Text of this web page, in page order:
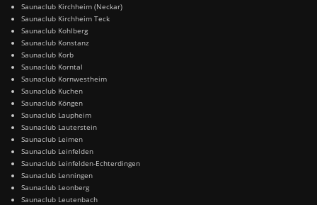
Saunaclub Kirchheim (Neckar)
Saunaclub Kirchheim Teck
Saunaclub Kohlberg
Saunaclub Konstanz
Saunaclub Korb
Saunaclub Korntal
Saunaclub Kornwestheim
Saunaclub Kuchen
Saunaclub Köngen
Saunaclub Laupheim
Saunaclub Lauterstein
Saunaclub Leimen
Saunaclub Leinfelden
Saunaclub Leinfelden-Echterdingen
Saunaclub Lenningen
Saunaclub Leonberg
Saunaclub Leutenbach